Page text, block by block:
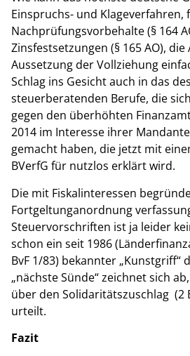
Einspruchs- und Klageverfahren,
Nachprüfungsvorbehalte (§ 164
Zinsfestsetzungen (§ 165 AO),
Aussetzung der Vollziehung
Schlag ins Gesicht auch in das
steuerberatenden Berufe, die
gegen den überhöhten
2014 im Interesse ihrer
gemacht haben, die jetzt mit
BVerfG für nutzlos erklärt wird.
Die mit Fiskalinteressen
Fortgeltunganordnung
Steuervorschriften ist ja leider
schon ein seit 1986
BvF 1/83) bekannter „Kunstgriff“
„nächste Sünde“ zeichnet sich
über den Solidaritätszuschlag (2
urteilt.
Fazit